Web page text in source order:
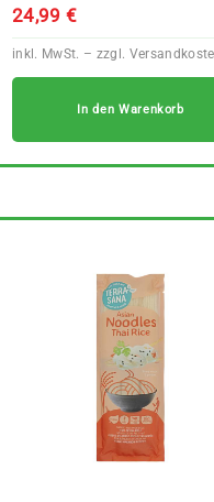
24,99€
In den Warenkorb